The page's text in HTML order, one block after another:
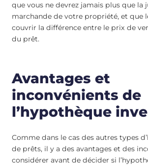
que vous ne devrez jamais plus que la
marchande de votre propriété, et que
couvrir la différence entre le prix de
du prêt.
Avantages et
inconvénients de
l’hypothèque
Comme dans le cas des autres types
de prêts, il y a des avantages et des
considérer avant de décider si